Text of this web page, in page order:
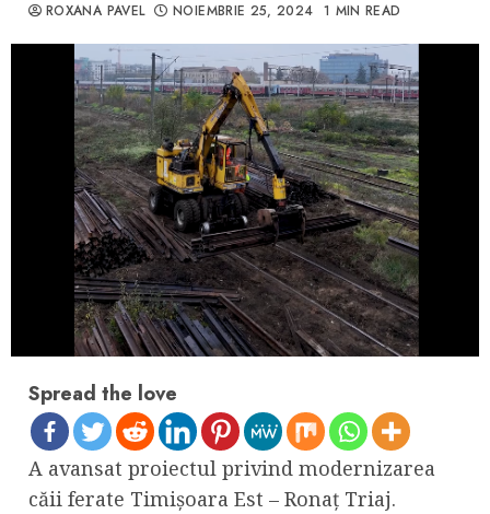
ROXANA PAVEL NOIEMBRIE 25, 2024 1 MIN READ
Spread the love
A avansat proiectul privind modernizarea
căii ferate Timișoara Est – Ronaț Triaj.